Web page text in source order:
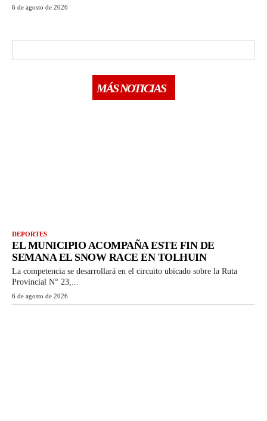
6 de agosto de 2026
MÁS NOTICIAS
DEPORTES
EL MUNICIPIO ACOMPAÑA ESTE FIN DE
SEMANA EL SNOW RACE EN TOLHUIN
La competencia se desarrollará en el circuito ubicado sobre la Ruta
Provincial N° 23,...
6 de agosto de 2026